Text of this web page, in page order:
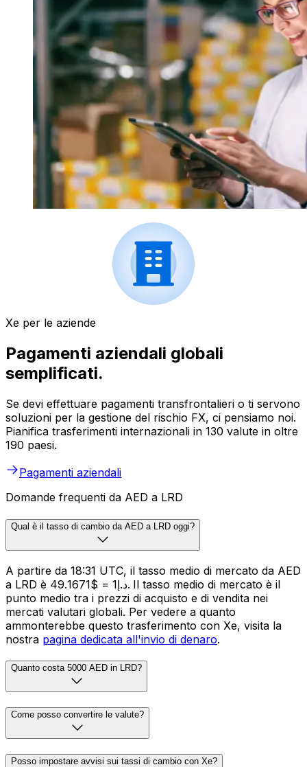
Xe per le aziende
Pagamenti aziendali globali
semplificati.
Se devi effettuare pagamenti transfrontalieri o ti servono
soluzioni per la gestione del rischio FX, ci pensiamo noi.
Pianifica trasferimenti internazionali in 130 valute in oltre
190 paesi.
Pagamenti aziendali
Domande frequenti da AED a LRD
Qual è il tasso di cambio da AED a LRD oggi?
A partire da 18:31 UTC, il tasso medio di mercato da AED
a LRD è د.إ1 = $49.1671. Il tasso medio di mercato è il
punto medio tra i prezzi di acquisto e di vendita nei
mercati valutari globali. Per vedere a quanto
ammonterebbe questo trasferimento con Xe, visita la
nostra pagina dedicata all'invio di denaro.
Quanto costa 5000 AED in LRD?
Come posso convertire le valute?
Posso impostare avvisi sui tassi di cambio con Xe?